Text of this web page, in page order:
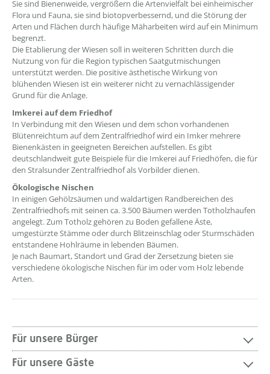
Sie sind Bienenweide, vergrößern die Artenvielfalt bei einheimischer
Flora und Fauna, sie sind biotopverbessernd, und die Störung der
Arten und Flächen durch häufige Mäharbeiten wird auf ein Minimum
begrenzt.
Die Etablierung der Wiesen soll in weiteren Schritten durch die
Nutzung von für die Region typischen Saatgutmischungen
unterstützt werden. Die positive ästhetische Wirkung von
blühenden Wiesen ist ein weiterer nicht zu vernachlässigender
Grund für die Anlage.
Imkerei auf dem Friedhof
In Verbindung mit den Wiesen und dem schon vorhandenen
Blütenreichtum auf dem Zentralfriedhof wird ein Imker mehrere
Bienenkästen in geeigneten Bereichen aufstellen. Es gibt
deutschlandweit gute Beispiele für die Imkerei auf Friedhöfen, die für
den Stralsunder Zentralfriedhof als Vorbilder dienen.
Ökologische Nischen
In einigen Gehölzsäumen und waldartigen Randbereichen des
Zentralfriedhofs mit seinen ca. 3.500 Bäumen werden Totholzhaufen
angelegt. Zum Totholz gehören zu Boden gefallene Äste,
umgestürzte Stämme oder durch Blitzeinschlag oder Sturmschäden
entstandene Hohlräume in lebenden Bäumen.
Je nach Baumart, Standort und Grad der Zersetzung bieten sie
verschiedene ökologische Nischen für im oder vom Holz lebende
Arten.
Für unsere Bürger
Für unsere Gäste